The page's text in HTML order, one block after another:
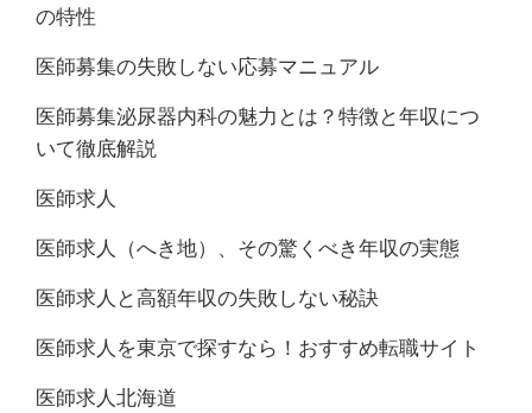
の特性
医師募集の失敗しない応募マニュアル
医師募集泌尿器内科の魅力とは？特徴と年収につ
いて徹底解説
医師求人
医師求人（へき地）、その驚くべき年収の実態
医師求人と高額年収の失敗しない秘訣
医師求人を東京で探すなら！おすすめ転職サイト
医師求人北海道